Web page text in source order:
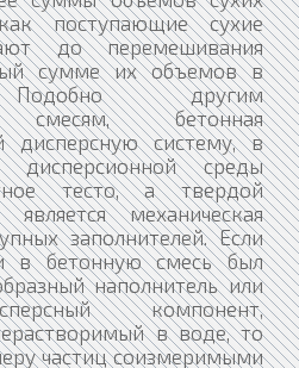
поступающие сухие
до перемешивания
сумме их объемов в
Подобно другим
смесям, бетонная
дисперсную систему, в
среды
тесто, а твердой
механическая
заполнителей. Если
в бетонную смесь был
наполнитель или
компонент,
в воде, то
частиц соизмеримыми